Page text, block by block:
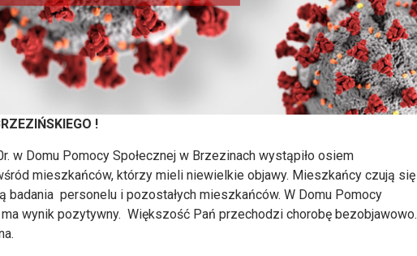
!
w Domu Pomocy Społecznej w Brzezinach wystąpiło osiem
mieszkańców, którzy mieli niewielkie objawy. Mieszkańcy czują się
badania personelu i pozostałych mieszkańców. W Domu Pomocy
wynik pozytywny. Większość Pań przechodzi chorobę bezobjawowo.